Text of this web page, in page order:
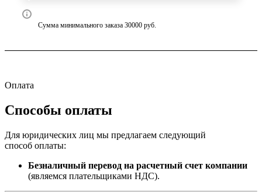
Сумма минимального заказа 30000 руб.
Оплата
Способы оплаты
Для юридических лиц мы предлагаем следующий
способ оплаты:
Безналичный перевод на расчетный счет компании
(являемся плательщиками НДС).